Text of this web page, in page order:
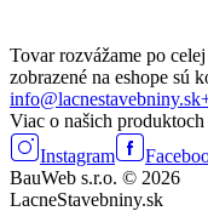
Tovar rozvážame po
zobrazené na eshope sú
info@lacnestavebniny.sk
Viac o našich produktoch
Instagram
BauWeb s.r.o. © 2026
LacneStavebniny.sk